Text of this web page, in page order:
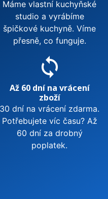
Máme vlastní kuchyňské
studio a vyrábíme
špičkové kuchyně. Víme
přesně, co funguje.
sync
Až 60 dní na vrácení
zboží
30 dní na vrácení zdarma.
Potřebujete víc času? Až
60 dní za drobný
poplatek.